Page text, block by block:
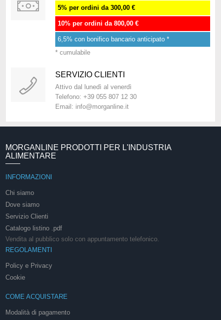
5% per ordini da 300,00 €
10% per ordini da 800,00 €
6,5% con bonifico bancario anticipato *
* cumulabile
SERVIZIO CLIENTI
Attivo dal lunedì al venerdì
Telefono: +39 055 807 12 30
Email: info@morganline.it
MORGANLINE PRODOTTI PER L'INDUSTRIA
ALIMENTARE
INFORMAZIONI
Chi siamo
Dove siamo
Servizio Clienti
Catalogo listino .pdf
Vendita al pubblico solo con appuntamento telefonico.
REGOLAMENTI
Policy e Privacy
Cookie
COME ACQUISTARE
Modalità di pagamento